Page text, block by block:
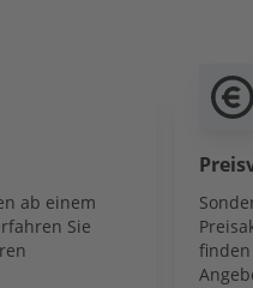
ab einem
Sie